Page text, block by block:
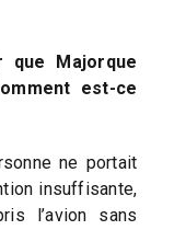
Majorque
est-ce
ne portait
insuffisante,
l’avion sans